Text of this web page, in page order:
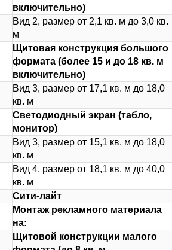
включительно)
Вид 2, размер от 2,1 кв. м до 3,0 кв.
м
Щитовая конструкция большого
формата (более 15 и до 18 кв. м
включительно)
Вид 3, размер от 17,1 кв. м до 18,0
кв. м
Светодиодный экран (табло,
монитор)
Вид 3, размер от 15,1 кв. м до 18,0
кв. м
Вид 4, размер от 18,1 кв. м до 40,0
кв. м
Сити-лайт
Монтаж рекламного материала
на:
Щитовой конструкции малого